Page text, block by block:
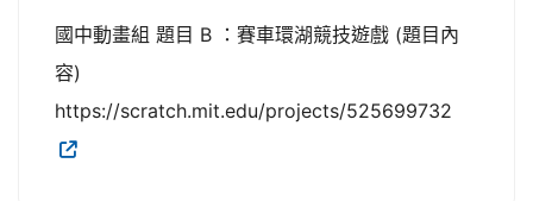
國中動畫組 題目 B ：賽車環湖競技遊戲 (題目內
容)
https://scratch.mit.edu/projects/525699732